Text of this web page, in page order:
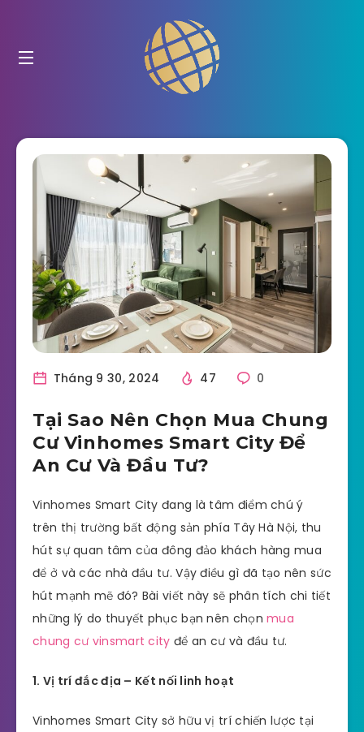
Tháng 9 30, 2024 47 0
Tại Sao Nên Chọn Mua Chung
Cư Vinhomes Smart City Để
An Cư Và Đầu Tư?
Vinhomes Smart City đang là tâm điểm chú ý
trên thị trường bất động sản phía Tây Hà Nội, thu
hút sự quan tâm của đông đảo khách hàng mua
để ở và các nhà đầu tư. Vậy điều gì đã tạo nên sức
hút mạnh mẽ đó? Bài viết này sẽ phân tích chi tiết
những lý do thuyết phục bạn nên chọnmua
chung cư vinsmart city để an cư và đầu tư.
1. Vị trí đắc địa – Kết nối linh hoạt
Vinhomes Smart City sở hữu vị trí chiến lược tại